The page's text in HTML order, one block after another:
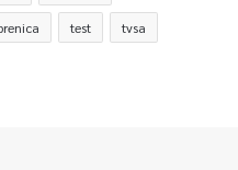
test tvsa